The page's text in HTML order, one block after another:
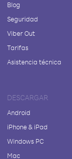
Blog
Seguridad
Viber Out
Tarifas
Asistencia técnica
DESCARGAR
Android
iPhone & iPad
Windows PC
Mac